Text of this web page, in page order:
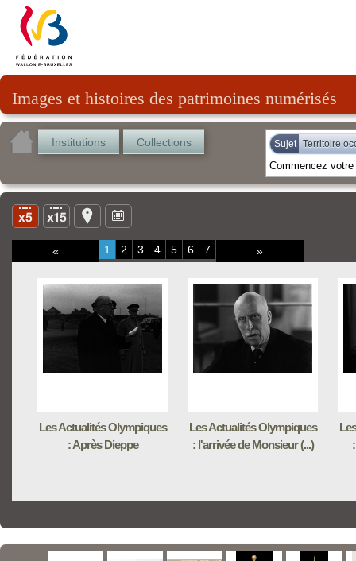
Images et histoires des patrimoines numérisés
Institutions Collections Sujet Territoire
« 1 2 3 4 5 6 7 »
Les Actualités Olympiques
: Après Dieppe
Les Actualités Olympiques
: l'arrivée de Monsieur (...)